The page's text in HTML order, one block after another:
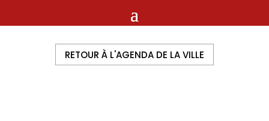
RETOUR À L'AGENDA DE LA VILLE